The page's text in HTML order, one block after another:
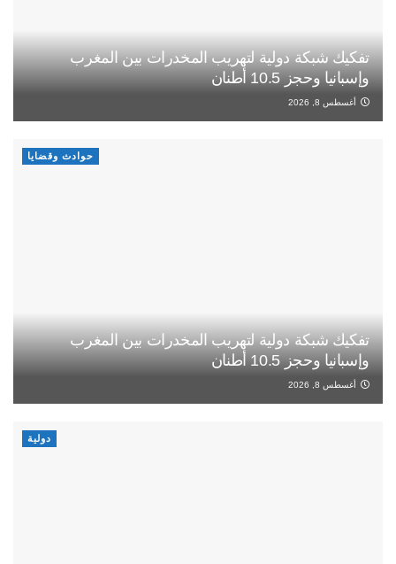
تفكيك شبكة دولية لتهريب المخدرات بين المغرب
وإسبانيا وحجز 10.5 أطنان
أغسطس 8, 2026
حوادث وقضايا
تفكيك شبكة دولية لتهريب المخدرات بين المغرب
وإسبانيا وحجز 10.5 أطنان
أغسطس 8, 2026
دولية